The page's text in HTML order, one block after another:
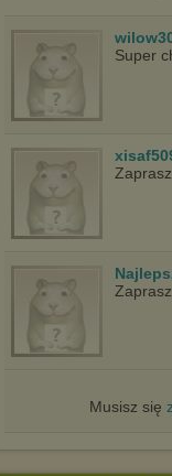
Super
Musisz się